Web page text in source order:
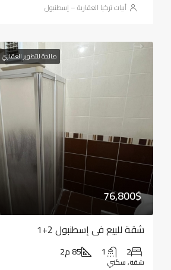
أبيات تركيا العقارية – إسطنبول
صالحة للتطوير العقاري
76,800$
شقة للبيع في إسطنبول 2+1
2
1 85 م2
شقة, سكني